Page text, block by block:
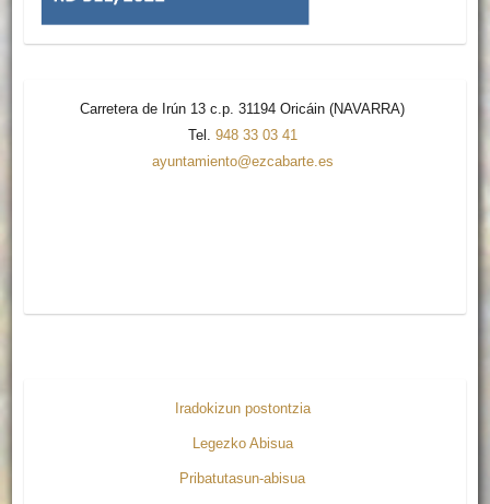
Carretera de Irún 13 c.p. 31194 Oricáin (NAVARRA)
Tel. 948 33 03 41
ayuntamiento@ezcabarte.es
Iradokizun postontzia
Legezko Abisua
Pribatutasun-abisua